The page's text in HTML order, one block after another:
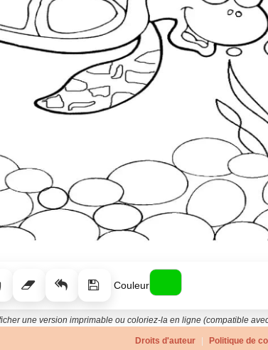
Couleur
une version imprimable ou coloriez-la en ligne (compatible
Droits d'auteur | Politique de